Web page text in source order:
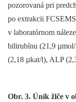
pozorovaná pri
po extrakcii
v laboratórnom
bilirubínu (21,9
(2,18 µkat/l), ALP
Obr. 3. Únik žlče v